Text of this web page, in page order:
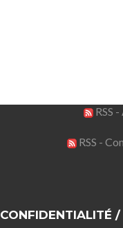
RSS
RSS -
CONFIDENTIALITÉ /